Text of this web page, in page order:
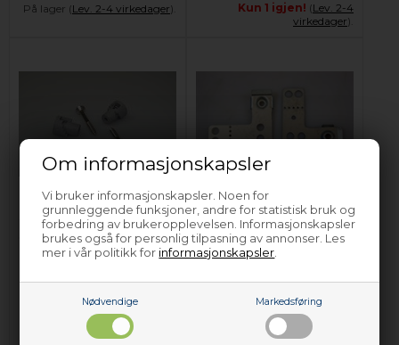
Om informasjonskapsler
Vi bruker informasjonskapsler. Noen for
grunnleggende funksjoner, andre for statistisk bruk og
forbedring av brukeropplevelsen. Informasjonskapsler
brukes også for personlig tilpasning av annonser. Les
mer i vår politikk for informasjonskapsler
Nødvendige Markedsføring
På lager (Lev. 2-4 virkedager). Kun 1 igjen! (Lev. 2-4
virkedager).
Monteringsbeslag,
Constructa
oppvaskmaskin
Legg i kurven
Kun 1 igjen!(
Monteringsbeslag,
Constructa
oppvaskmaskin (2
stk)
Legg i kurven
Lev. 2-4 virkedager